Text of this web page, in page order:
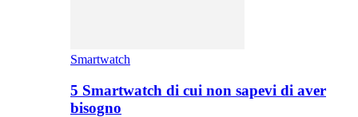
Smartwatch
5 Smartwatch di cui non sapevi di aver
bisogno